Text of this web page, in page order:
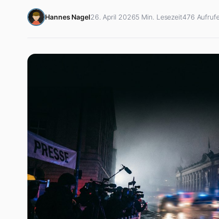
Hannes Nagel26. April 20265 Min. Lesezeit476